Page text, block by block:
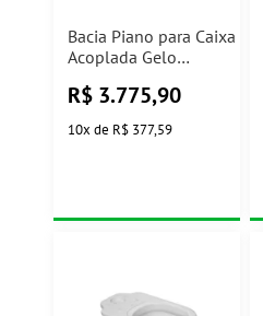
Bacia Piano para Caixa
Acoplada Gelo
R$ 3.775,90
10x de R$ 377,59